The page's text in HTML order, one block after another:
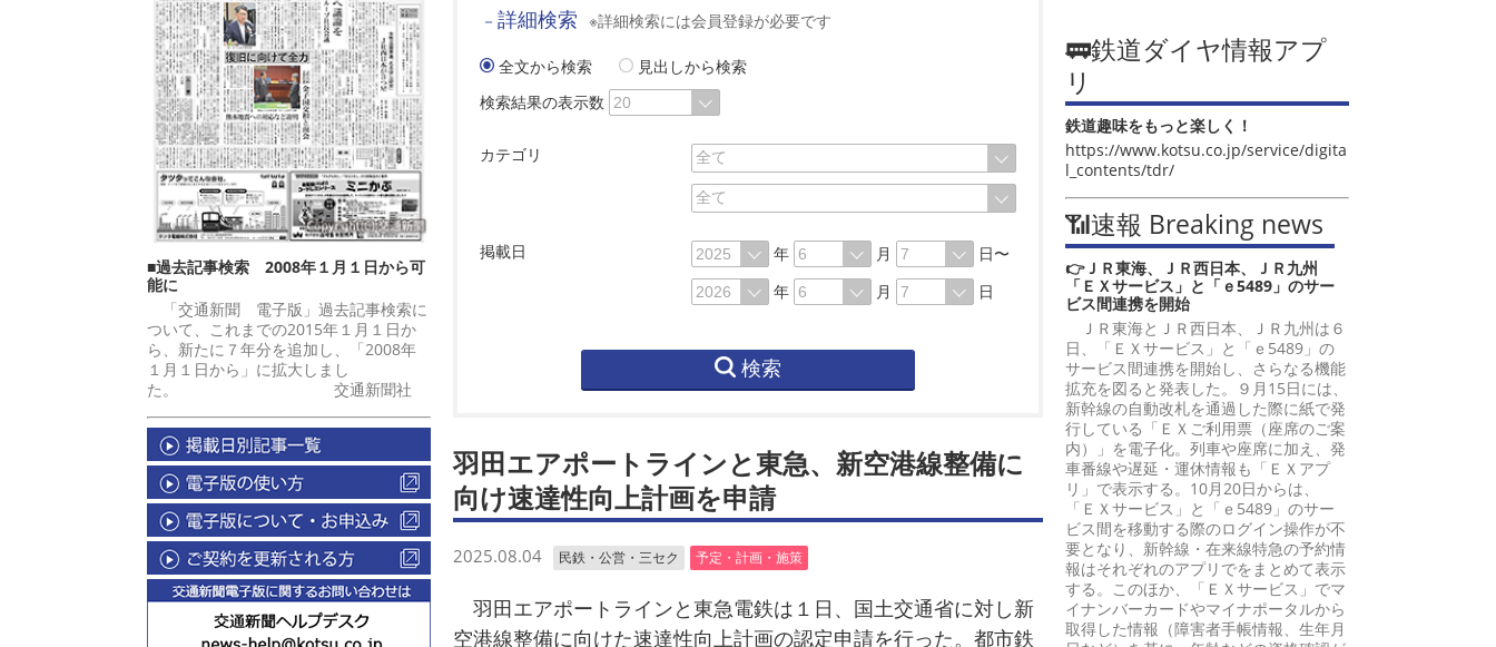
■過去記事検索 2008年１月１日から可
能に
「交通新聞 電子版」過去記事検索に
ついて、これまでの2015年１月１日か
ら、新たに７年分を追加し、「2008年
１月１日から」に拡大しまし
た。 交通新聞社
－ 詳細検索 ※詳細検索には会員登録が必要です
全文から検索
見出しから検索
検索結果の表示数
カテゴリ
掲載日 年 月
日〜
年
月 日
検索
羽田エアポートラインと東急、新空港線整備に
向け速達性向上計画を申請
2025.08.04 民鉄・公営・三セク 予定・計画・施策
羽田エアポートラインと東急電鉄は１日、国土交通省に対し新
空港線整備に向けた速達性向上計画の認定申請を行った。都市鉄
🚃鉄道ダイヤ情報アプ
リ
鉄道趣味をもっと楽しく！
https://www.kotsu.co.jp/service/digita
l_contents/tdr/
📶速報 Breaking news
👉ＪＲ東海、ＪＲ西日本、ＪＲ九州
「ＥＸサービス」と「ｅ5489」のサー
ビス間連携を開始
ＪＲ東海とＪＲ西日本、ＪＲ九州は６
日、「ＥＸサービス」と「ｅ5489」の
サービス間連携を開始し、さらなる機能
拡充を図ると発表した。９月15日には、
新幹線の自動改札を通過した際に紙で発
行している「ＥＸご利用票（座席のご案
内）」を電子化。列車や座席に加え、発
車番線や遅延・運休情報も「ＥＸアプ
リ」で表示する。10月20日からは、
「ＥＸサービス」と「ｅ5489」のサー
ビス間を移動する際のログイン操作が不
要となり、新幹線・在来線特急の予約情
報はそれぞれのアプリでをまとめて表示
する。このほか、「ＥＸサービス」でマ
イナンバーカードやマイナポータルから
取得した情報（障害者手帳情報、生年月